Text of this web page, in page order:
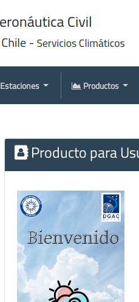
Estaciones Productos
Producto para